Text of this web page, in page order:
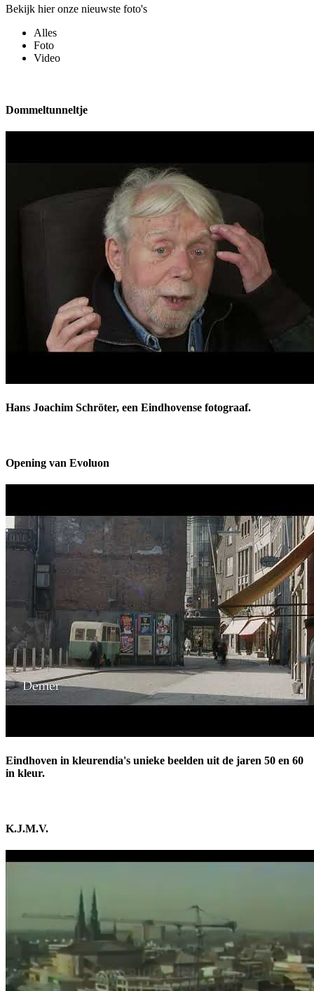
Bekijk hier onze nieuwste foto's
Alles
Foto
Video
Dommeltunneltje
Hans Joachim Schröter, een Eindhovense fotograaf.
Opening van Evoluon
Eindhoven in kleurendia's unieke beelden uit de jaren 50 en 60
in kleur.
K.J.M.V.